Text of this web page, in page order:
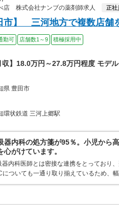
株式会社ナンブの薬剤師求人
正社
市】 三河地方で複数店舗
勤可 店舗数1～9 積極採用中
収】18.0万円～27.8万円程度 モデル
県 豊田市
環状鉄道 三河上郷駅
器内科の処方箋が95％。小児から
心がけています。
器内科医師とは密接な連携をとっており
についても一通り取り揃えているため、